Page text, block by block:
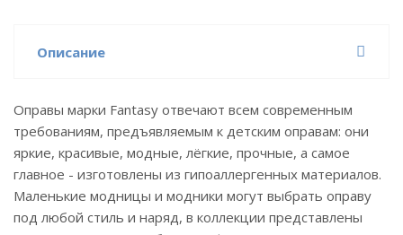
Описание
Оправы марки Fantasy отвечают всем современным
требованиям, предъявляемым к детским оправам: они
яркие, красивые, модные, лёгкие, прочные, а самое
главное - изготовлены из гипоаллергенных материалов.
Маленькие модницы и модники могут выбрать оправу
под любой стиль и наряд, в коллекции представлены